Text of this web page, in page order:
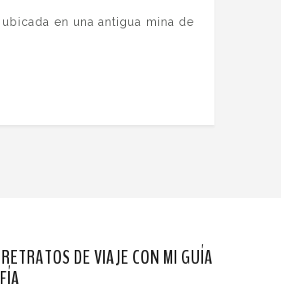
ubicada en una antigua mina de
DE VIAJE CON MI GUÍA